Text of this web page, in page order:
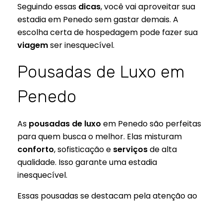
Seguindo essas dicas, você vai aproveitar sua
estadia em Penedo sem gastar demais. A
escolha certa de hospedagem pode fazer sua
viagemser inesquecível.
Pousadas de Luxo em
Penedo
As pousadas de luxo em Penedo são perfeitas
para quem busca o melhor. Elas misturam
conforto, sofisticação e serviçosde alta
qualidade. Isso garante uma estadia
inesquecível.
Essas pousadas se destacam pela atenção ao